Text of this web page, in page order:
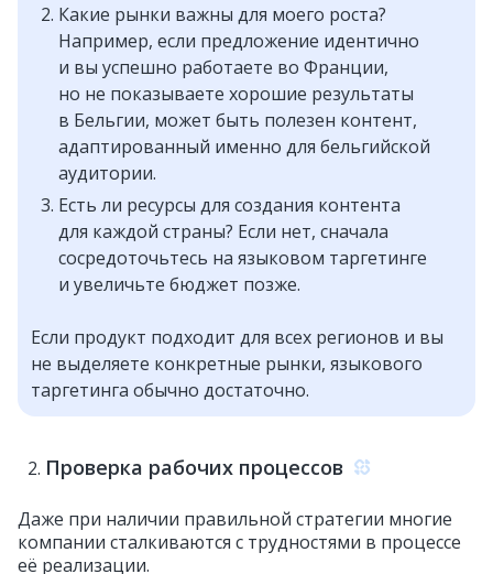
Какие рынки важны для моего роста?
Например, если предложение идентично
и вы успешно работаете во Франции,
но не показываете хорошие результаты
в Бельгии, может быть полезен контент,
адаптированный именно для бельгийской
аудитории.
Есть ли ресурсы для создания контента
для каждой страны? Если нет, сначала
сосредоточьтесь на языковом таргетинге
и увеличьте бюджет позже.
Если продукт подходит для всех регионов и вы
не выделяете конкретные рынки, языкового
таргетинга обычно достаточно.
Проверка рабочих процессов
Даже при наличии правильной стратегии многие
компании сталкиваются с трудностями в процессе
её реализации.